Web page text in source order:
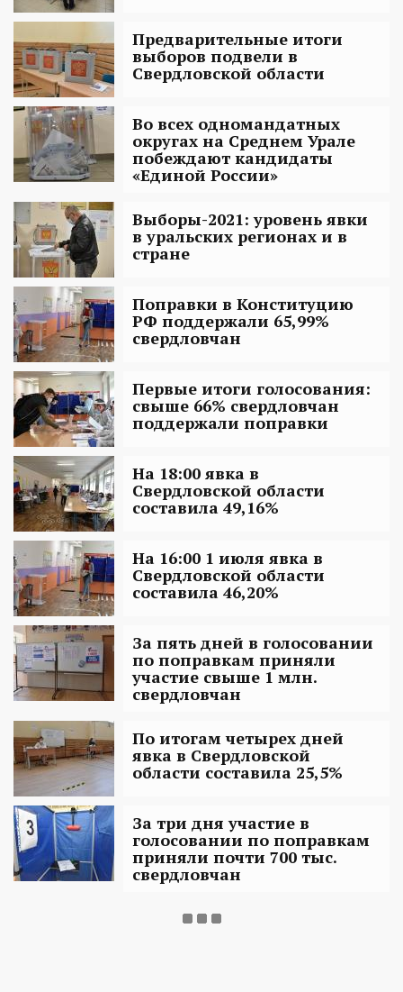
Предварительные итоги
выборов подвели в
Свердловской области
Во всех одномандатных
округах на Среднем Урале
побеждают кандидаты
«Единой России»
Выборы-2021: уровень явки
в уральских регионах и в
стране
Поправки в Конституцию
РФ поддержали 65,99%
свердловчан
Первые итоги голосования:
свыше 66% свердловчан
поддержали поправки
На 18:00 явка в
Свердловской области
составила 49,16%
На 16:00 1 июля явка в
Свердловской области
составила 46,20%
За пять дней в голосовании
по поправкам приняли
участие свыше 1 млн.
свердловчан
По итогам четырех дней
явка в Свердловской
области составила 25,5%
За три дня участие в
голосовании по поправкам
приняли почти 700 тыс.
свердловчан